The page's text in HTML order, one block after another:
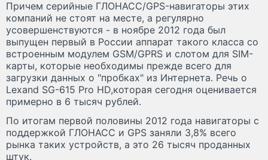
Причем серийные ГЛОНАСС/GPS-навигаторы этих
компаний не стоят на месте, а регулярно
усовершенствуются - в ноябре 2012 года был
выпущен первый в России аппарат такого класса со
встроенным модулем GSM/GPRS и слотом для SIM-
карты, которые необходимы прежде всего для
загрузки данных о "пробках" из Интернета. Речь о
Lexand SG-615 Pro HD,которая сегодня оценивается
примерно в 6 тысяч рублей.
По итогам первой половины 2012 года навигаторы с
поддержкой ГЛОНАСС и GPS заняли 3,8% всего
рынка таких устройств, а это 26 тысяч проданных
штук.